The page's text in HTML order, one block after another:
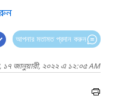
আপনার মতামত প্রদান করুন
১৭ জানুয়ারী, ২০২২ এ ১২:০৫ AM